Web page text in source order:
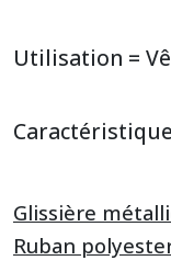
Utilisation =
Glissière
Ruban